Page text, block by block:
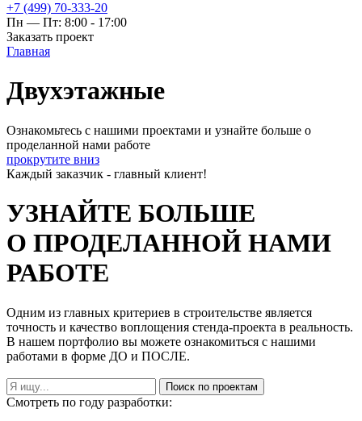
+7 (499) 70-333-20
Пн — Пт: 8:00 - 17:00
Заказать проект
Главная
Двухэтажные
Ознакомьтесь с нашими проектами и узнайте больше о
проделанной нами работе
прокрутите вниз
Каждый заказчик - главный клиент!
УЗНАЙТЕ БОЛЬШЕ
О ПРОДЕЛАННОЙ НАМИ
РАБОТЕ
Одним из главных критериев в строительстве является
точность и качество воплощения стенда-проекта в реальность.
В нашем портфолио вы можете ознакомиться с нашими
работами в форме ДО и ПОСЛЕ.
Поиск по проектам
Смотреть по году разработки: